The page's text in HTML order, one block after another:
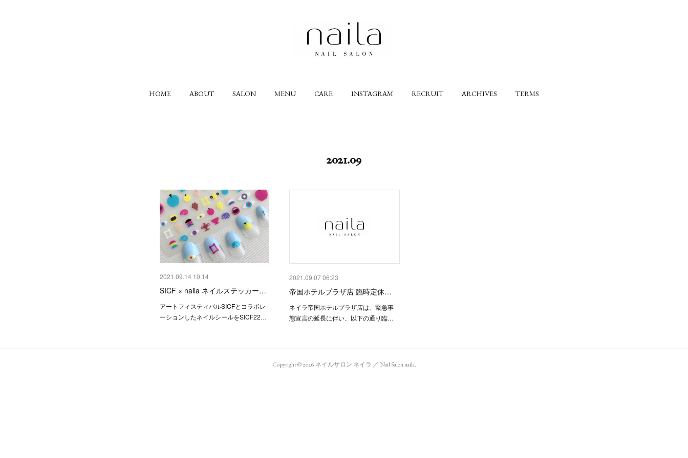
HOME ABOUT SALON MENU CARE INSTAGRAM RECRUIT ARCHIVES TERMS
2021.09
2021.09.14 10:14
SICF × naila ネイルステッカー…
アートフィスティバルSICFとコラボレ
ーションしたネイルシールをSICF22…
2021.09.07 06:23
帝国ホテルプラザ店 臨時定休…
ネイラ帝国ホテルプラザ店は、緊急事
態宣言の延長に伴い、以下の通り臨…
Copyright ©2026 ネイルサロン ネイラ ／ Nail Salon naila.